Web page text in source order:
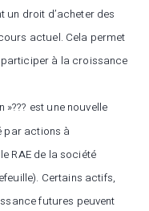
un droit d’acheter des
actuel. Cela permet
à la croissance
est une nouvelle
par actions à
RAE de la société
Certains actifs,
futures peuvent